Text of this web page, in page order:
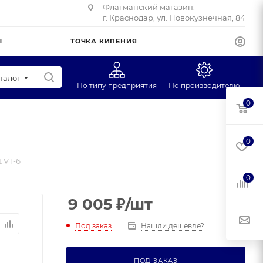
Флагманский магазин:
г. Краснодар, ул. Новокузнечная, 84
ТОЧКА КИПЕНИЯ
По типу предприятия По производителю
VT-6
9 005 ₽/шт
Под заказ Нашли дешевле?
ПОД ЗАКАЗ
0
0
0